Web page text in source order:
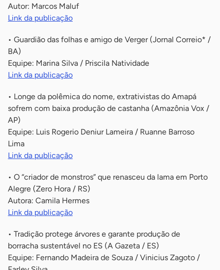
Autor: Marcos Maluf
Link da publicação
• Guardião das folhas e amigo de Verger (Jornal Correio* /
BA)
Equipe: Marina Silva / Priscila Natividade
Link da publicação
• Longe da polêmica do nome, extrativistas do Amapá
sofrem com baixa produção de castanha (Amazônia Vox /
AP)
Equipe: Luis Rogerio Deniur Lameira / Ruanne Barroso
Lima
Link da publicação
• O “criador de monstros” que renasceu da lama em Porto
Alegre (Zero Hora / RS)
Autora: Camila Hermes
Link da publicação
• Tradição protege árvores e garante produção de
borracha sustentável no ES (A Gazeta / ES)
Equipe: Fernando Madeira de Souza / Vinicius Zagoto /